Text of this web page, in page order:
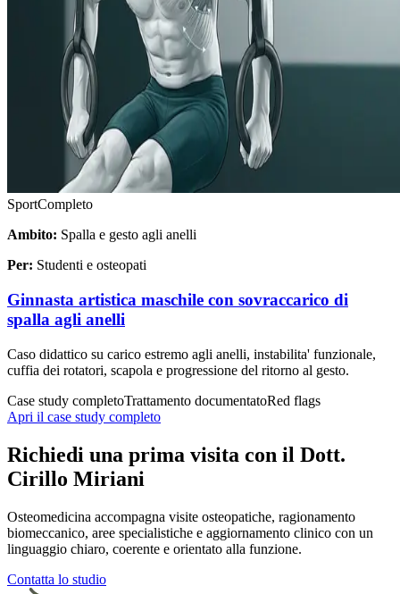
SportCompleto
Ambito: Spalla e gesto agli anelli
Per: Studenti e osteopati
Ginnasta artistica maschile con sovraccarico di
spalla agli anelli
Caso didattico su carico estremo agli anelli, instabilita' funzionale,
cuffia dei rotatori, scapola e progressione del ritorno al gesto.
Case study completoTrattamento documentatoRed flags
Apri il case study completo
Richiedi una prima visita con il Dott.
Cirillo Miriani
Osteomedicina accompagna visite osteopatiche, ragionamento
biomeccanico, aree specialistiche e aggiornamento clinico con un
linguaggio chiaro, coerente e orientato alla funzione.
Contatta lo studio